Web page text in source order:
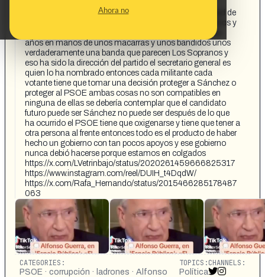
Ahora no
responsabilidad política muy fuerte es la responsabilidad de
haber entregado el partido en las manos a unos bandidos y
macarras o cuando se ve ahora que el sol estaba estos
años en manos de unos macarras y unos bandidos unos
verdaderamente una banda que parecen Los Sopranos y
eso ha sido la dirección del partido el secretario general es
quien lo ha nombrado entonces cada militante cada
votante tiene que tomar una decisión proteger a Sánchez o
proteger al PSOE ambas cosas no son compatibles en
ninguna de ellas se debería contemplar que el candidato
futuro puede ser Sánchez no puede ser después de lo que
ha ocurrido el PSOE tiene que oxigenarse y tiene que tener a
otra persona al frente entonces todo es el producto de haber
hecho un gobierno con tan pocos apoyos y ese gobierno
nunca debió hacerse porque estamos en colgados
https://x.com/LVetrinbajo/status/2020261459666825317
https://www.instagram.com/reel/DUIH_t4DqdW/
https://x.com/Rafa_Hernando/status/2015466285178487
063
CATEGORIES:
PSOE · corrupción · ladrones · Alfonso
TOPICS:
Política
CHANNELS: